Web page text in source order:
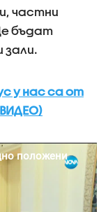
частни
бъдат
зали.
у нас са от